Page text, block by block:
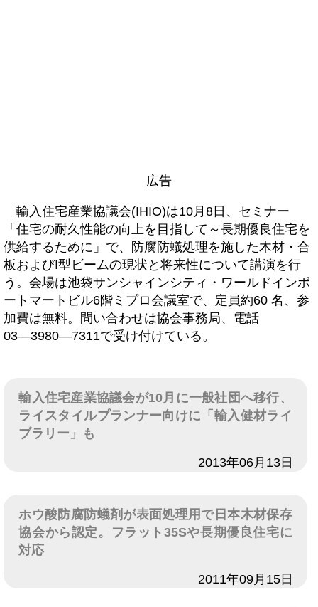
広告
輸入住宅産業協議会(IHIO)は10月8日、セミナー
「住宅の耐久性能の向上を目指して～長期優良住宅を
供給するために」で、防腐防蟻処理を施した木材・合
板およびI型ビームの現状と将来性について講演を行
う。会場は池袋サンシャインシティ・ワールドインポ
ートマートビル6階ミプロ会議室で、定員約60 名、参
加費は無料。問い合わせは協会事務局、電話
03―3980―7311で受け付けている。
輸入住宅産業協議会が10月に一般社団へ移行、
ライスタイルプランナー向けに「輸入健材ライ
ブラリー」も
2013年06月13日
ホウ酸防腐防蟻剤が表面処理用で日本木材保存
協会から認定。フラット35Sや長期優良住宅に
対応
2011年09月15日